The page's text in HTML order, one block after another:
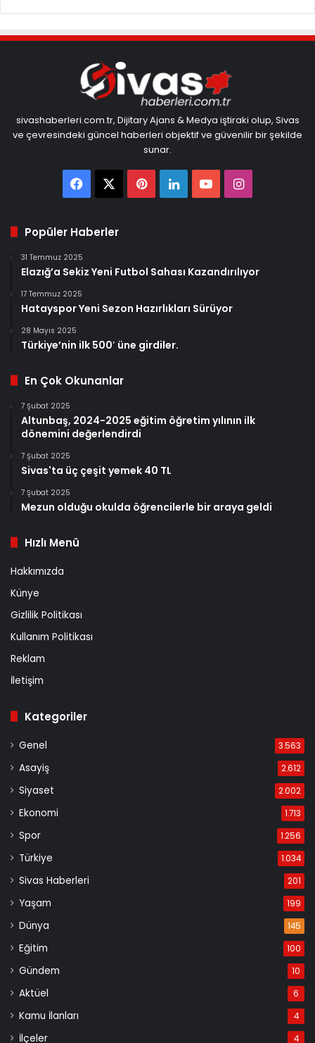
sivashaberleri.com.tr, Dijitary Ajans & Medya iştiraki olup, Sivas
ve çevresindeki güncel haberleri objektif ve güvenilir bir şekilde
sunar.
FacebookPinterest
LinkedInYouTubeInstagram
Popüler Haberler
31 Temmuz 2025
Elazığ’a Sekiz Yeni Futbol Sahası Kazandırılıyor
17 Temmuz 2025
Hatayspor Yeni Sezon Hazırlıkları Sürüyor
28 Mayıs 2025
Türkiye’nin ilk 500′ üne girdiler.
En Çok Okunanlar
7 Şubat 2025
Altunbaş, 2024-2025 eğitim öğretim yılının ilk
dönemini değerlendirdi
7 Şubat 2025
Sivas'ta üç çeşit yemek 40 TL
7 Şubat 2025
Mezun olduğu okulda öğrencilerle bir araya geldi
Hızlı Menü
Hakkımızda
Künye
Gizlilik Politikası
Kullanım Politikası
Reklam
İletişim
Kategoriler
Genel 3.563
Asayiş 2.612
Siyaset 2.002
Ekonomi 1.713
Spor 1.256
Türkiye 1.034
Sivas Haberleri 201
Yaşam 199
Dünya 145
Eğitim 100
Gündem 10
Aktüel 6
Kamu İlanları 4
İlçeler 4